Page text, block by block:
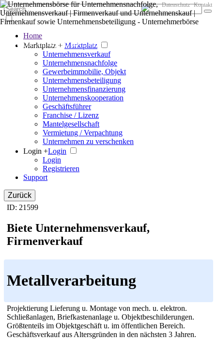
Der große Marktplatz für Unternehmen
Datenschutz Kontakt
Home
Marktplatz + Marktplatz
Unternehmensverkauf
Unternehmensnachfolge
Gewerbeimmobilie, Objekt
Unternehmensbeteiligung
Unternehmensfinanzierung
Unternehmenskooperation
Geschäftsführer
Franchise / Lizenz
Mantelgesellschaft
Vermietung / Verpachtung
Unternehmen zu verschenken
Login +Login
Login
Registrieren
Support
Zurück
ID: 21599
Biete Unternehmensverkauf,
Firmenverkauf
Metallverarbeitung
Projektierung Lieferung u. Montage von mech. u. elektron.
Schließanlagen, Briefkastenanlage u. Objektbeschilderungen.
Größtenteils im Objektgeschäft u. im öffentlichen Bereich.
Geschäftsverkauf aus Altersgründen in den nächsten 3 Jahren.